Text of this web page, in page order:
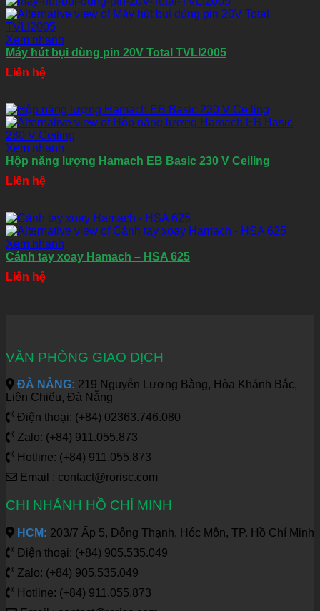
Xem nhanh
Máy hút bụi dùng pin 20V Total TVLI2005
Liên hệ
Xem nhanh
Hộp năng lượng Hamach EB Basic 230 V Ceiling
Liên hệ
Xem nhanh
Cánh tay xoay Hamach – HSA 625
Liên hệ
VĂN PHÒNG GIAO DỊCH
ĐÀ NẴNG: 219 Nguyễn Lương Bằng, Hòa Khánh Bắc,
Liên Chiểu, Đà Nẵng
Điện thoại: (+84) 02363.746.080
Zalo: (+84) 911.055.873
Hotline: (+84) 911.055.873
Email : contact@rorisc.com
CHI NHÁNH HỒ CHÍ MINH
HCM: 203/7 Ấp 5, Đông Thạnh, Hóc Môn, TP. Hồ Chí Minh
Điện thoại: (+84) 905.535.049
Zalo: (+84) 905.535.049
Hotline: (+84) 911.055.873